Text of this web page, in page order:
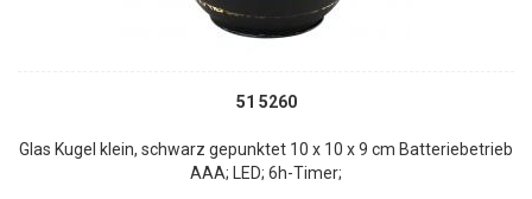
51 5260
Glas Kugel klein, schwarz gepunktet 10 x 10 x 9 cm Batteriebetrieb
AAA; LED; 6h-Timer;